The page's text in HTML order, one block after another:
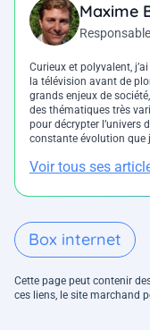
Maxime
Curieux et polyvalent,
la télévision avant de
grands enjeux de
des thématiques très
pour décrypter l’univers
constante évolution que
Voir tous ses
Box internet
Cette page peut contenir
ces liens, le site marchand